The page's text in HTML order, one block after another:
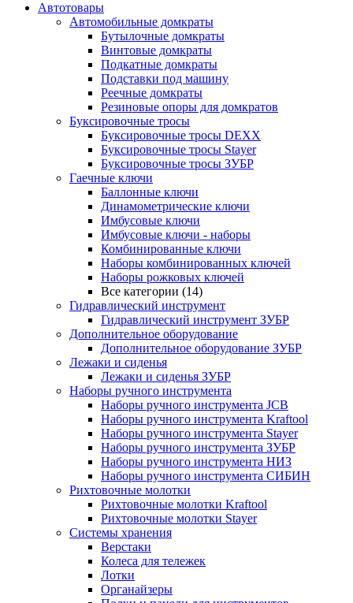
Автотовары
Автомобильные домкраты
Бутылочные домкраты
Винтовые домкраты
Подкатные домкраты
Подставки под машину
Реечные домкраты
Резиновые опоры для домкратов
Буксировочные тросы
Буксировочные тросы DEXX
Буксировочные тросы Stayer
Буксировочные тросы ЗУБР
Гаечные ключи
Баллонные ключи
Динамометрические ключи
Имбусовые ключи
Имбусовые ключи - наборы
Комбинированные ключи
Наборы комбинированных ключей
Наборы рожковых ключей
Все категории (14)
Гидравлический инструмент
Гидравлический инструмент ЗУБР
Дополнительное оборудование
Дополнительное оборудование ЗУБР
Лежаки и сиденья
Лежаки и сиденья ЗУБР
Наборы ручного инструмента
Наборы ручного инструмента JCB
Наборы ручного инструмента Kraftool
Наборы ручного инструмента Stayer
Наборы ручного инструмента ЗУБР
Наборы ручного инструмента НИЗ
Наборы ручного инструмента СИБИН
Рихтовочные молотки
Рихтовочные молотки Kraftool
Рихтовочные молотки Stayer
Системы хранения
Верстаки
Колеса для тележек
Лотки
Органайзеры